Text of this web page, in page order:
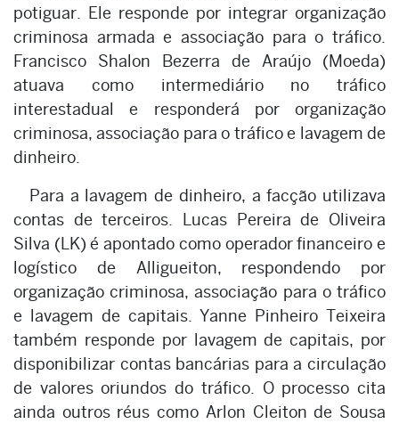
potiguar. Ele responde por integrar organização
criminosa armada e associação para o tráfico.
Francisco Shalon Bezerra de Araújo (Moeda)
atuava como intermediário no tráfico
interestadual e responderá por organização
criminosa, associação para o tráfico e lavagem de
dinheiro.
Para a lavagem de dinheiro, a facção utilizava
contas de terceiros. Lucas Pereira de Oliveira
Silva (LK) é apontado como operador financeiro e
logístico de Alligueiton, respondendo por
organização criminosa, associação para o tráfico
e lavagem de capitais. Yanne Pinheiro Teixeira
também responde por lavagem de capitais, por
disponibilizar contas bancárias para a circulação
de valores oriundos do tráfico. O processo cita
ainda outros réus como Arlon Cleiton de Sousa